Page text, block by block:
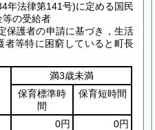
法律第141号)に定める国民
等の受給者
護者の申請に基づき，生活
者等特に困窮していると町長
満3歳未満
保育標準時
間
保育短時間
0円 0円